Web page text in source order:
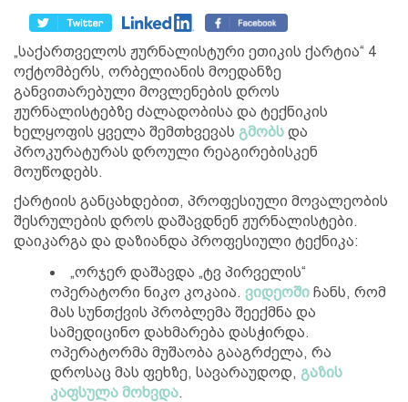
„საქართველოს ჟურნალისტური ეთიკის ქარტია“ 4
ოქტომბერს, ორბელიანის მოედანზე
განვითარებული მოვლენების დროს
ჟურნალისტებზე ძალადობისა და ტექნიკის
ხელყოფის ყველა შემთხვევას გმობს და
პროკურატურას დროული რეაგირებისკენ
მოუწოდებს.
ქარტიის განცახდებით, პროფესიული მოვალეობის
შესრულების დროს დაშავდნენ ჟურნალისტები.
დაიკარგა და დაზიანდა პროფესიული ტექნიკა:
„ორჯერ დაშავდა „ტვ პირველის“
ოპერატორი ნიკო კოკაია. ვიდეოში ჩანს, რომ
მას სუნთქვის პრობლემა შეექმნა და
სამედიცინო დახმარება დასჭირდა.
ოპერატორმა მუშაობა გააგრძელა, რა
დროსაც მას ფეხზე, სავარაუდოდ, გაზის
კაფსულა მოხვდა.